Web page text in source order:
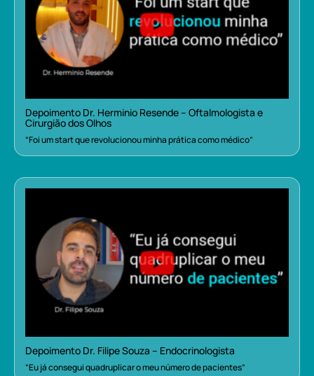
Depoimento Dr. Herminio Resende – Oftalmologista e
Cirurgião dos Olhos
“Foi um start que revolucionou minha prática como médico”
Depoimento Dr. Filipe Souza – Endocrinologista
“Eu já consegui quadruplicar o meu número de pacientes”